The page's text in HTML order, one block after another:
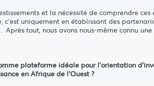
et la nécessité de comprendre ces
uniquement en établissant des
tout, nous avons nous-même connu une
plateforme idéale pour l'orientation
en Afrique de l'Ouest ?